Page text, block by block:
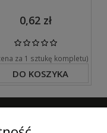
0,62 zł
za 1 sztukę kompletu)
DO KOSZYKA